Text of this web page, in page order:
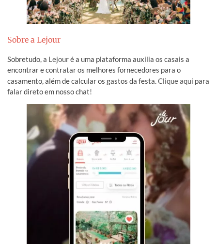
Sobre a Lejour
Sobretudo, a Lejouré a uma plataforma auxilia os casais a
encontrar e contratar os melhores fornecedores para o
casamento, além de calcular os gastos da festa.Clique aqui para
falar direto em nosso chat!